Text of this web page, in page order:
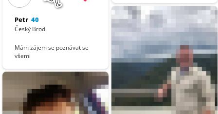
Petr 40
Český Brod
Mám zájem se poznávat se
všemi